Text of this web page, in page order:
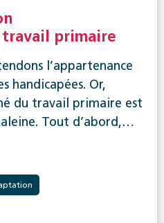
primaire
l’appartenance
handicapées. Or,
du travail primaire est
Tout d’abord,…